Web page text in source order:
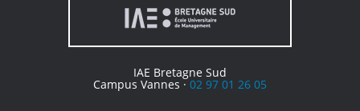
IAE Bretagne Sud
Campus Vannes ·02 97 01 26 05